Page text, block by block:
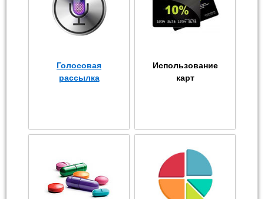
Голосовая
рассылка
Использование
карт